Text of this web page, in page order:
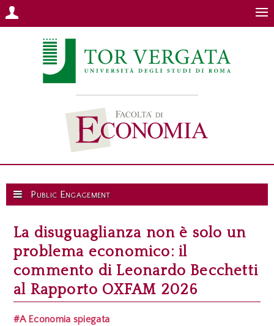
La disuguaglianza non è solo un
problema economico: il
commento di Leonardo Becchetti
al Rapporto OXFAM 2026
#A Economia spiegata
Public Engagement